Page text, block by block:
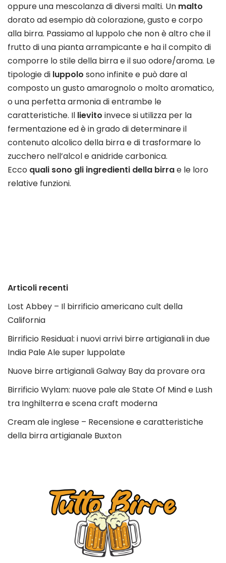
oppure una mescolanza di diversi malti. Un malto
dorato ad esempio dà colorazione, gusto e corpo
alla birra. Passiamo al luppolo che non è altro che il
frutto di una pianta arrampicante e ha il compito di
comporre lo stile della birra e il suo odore/aroma. Le
tipologie di luppolo sono infinite e può dare al
composto un gusto amarognolo o molto aromatico,
o una perfetta armonia di entrambe le
caratteristiche. Il lievito invece si utilizza per la
fermentazione ed è in grado di determinare il
contenuto alcolico della birra e di trasformare lo
zucchero nell’alcol e anidride carbonica.
Ecco quali sono gli ingredienti della birrae le loro
relative funzioni.
Articoli recenti
Lost Abbey – Il birrificio americano cult della
California
Birrificio Residual: i nuovi arrivi birre artigianali in due
India Pale Ale super luppolate
Nuove birre artigianali Galway Bay da provare ora
Birrificio Wylam: nuove pale ale State Of Mind e Lush
tra Inghilterra e scena craft moderna
Cream ale inglese – Recensione e caratteristiche
della birra artigianale Buxton